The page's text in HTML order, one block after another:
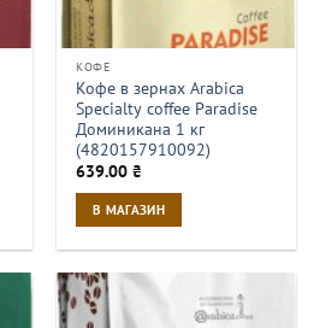
КОФЕ
Кофе в зернах Arabica
Specialty coffee Paradise
Доминикана 1 кг
(4820157910092)
639.00₴
В МАГАЗИН